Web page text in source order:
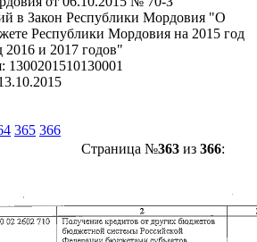
в Закон Республики Мордовия "О
Республики Мордовия на 2015 год
и 2017 годов"
1300201510130001
365 366
Страница №363из 366: